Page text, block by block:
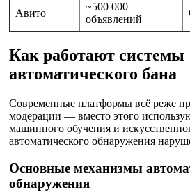
Авито
~500 000
объявлений
Как работают системы
автоматического бана
Современные платформы всё реже
модерации — вместо этого
машинного обучения и
автоматического обнаружения
Основные механизмы
обнаружения